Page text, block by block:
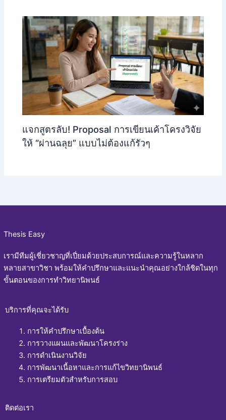
แจกสูตรลับ! Proposal การเขียนเค้าโครงวิจัย
ให้ “ผ่านฉลุย” แบบไม่ต้องแก้รัวๆ
Thesis Easy
เรามีทีมผู้เชี่ยวชาญที่เปี่ยมด้วยประสบการณ์และความรู้ในหลาก
หลายสาขาวิชา พร้อมให้คำปรึกษาและแนะนำคุณอย่างใกล้ชิดในทุก
ขั้นตอนของการทำวิทยานิพนธ์
บริการที่คุณจะได้รับ
การให้คำปรึกษาเบื้องต้น
การวางแผนและพัฒนาโครงร่าง
การดำเนินงานวิจัย
การพัฒนาเนื้อหาและการแก้ไขวิทยานิพนธ์
การเตรียมตัวสำหรับการสอบ
ติดต่อเรา